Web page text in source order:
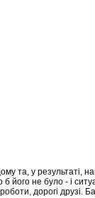
та, у результаті,
його не було - і
дорогі друзі.